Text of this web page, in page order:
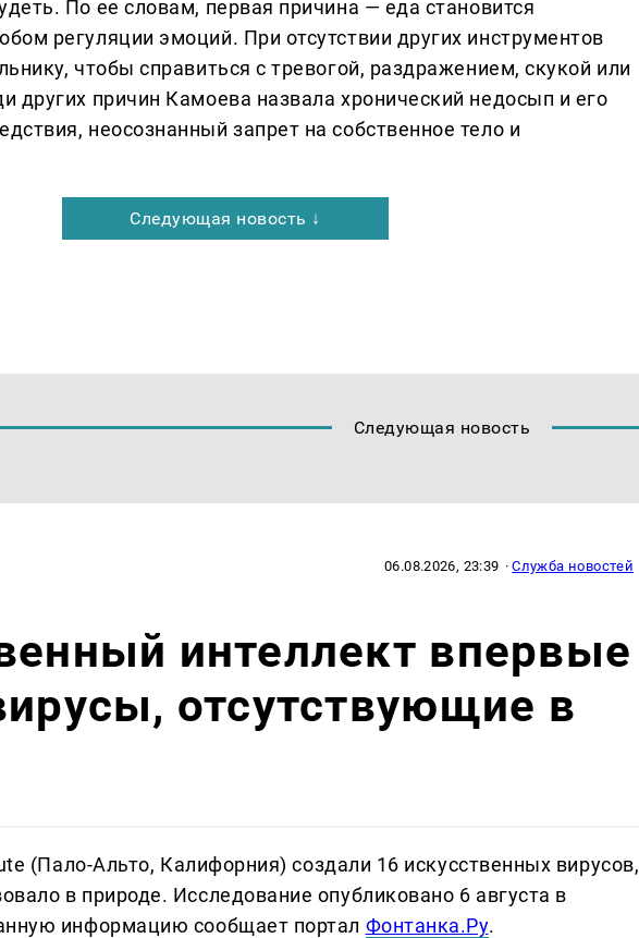
По ее словам, первая причина — еда становится
регуляции эмоций. При отсутствии других инструментов
чтобы справиться с тревогой, раздражением, скукой или
других причин Камоева назвала хронический недосып и его
неосознанный запрет на собственное тело и
Следующая новость ↓
Следующая новость
06.08.2026, 23:39 ·Служба новостей
интеллект впервые
отсутствующие в
(Пало-Альто, Калифорния) создали 16 искусственных вирусов,
в природе. Исследование опубликовано 6 августа в
информацию сообщает портал Фонтанка.Ру.